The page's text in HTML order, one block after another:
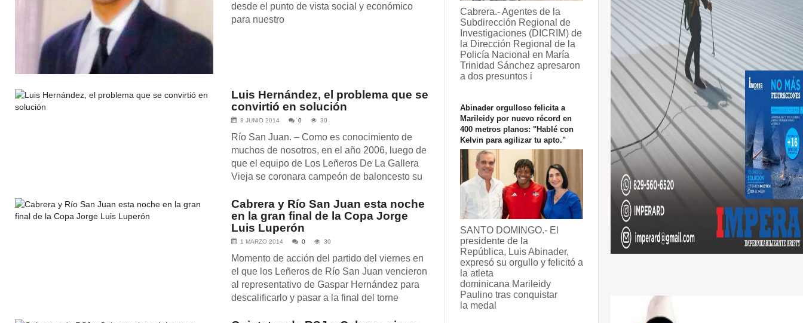
desde el punto de vista social y económico
para nuestro
Luis Hernández, el problema que se
convirtió en solución
8 JUNIO 2014 0 30
Río San Juan. – Como es conocimiento de
muchos de nosotros, en el año 2006, luego de
que el equipo de Los Leñeros De La Gallera
Vieja se coronara campeón de baloncesto su
Cabrera y Río San Juan esta noche
en la gran final de la Copa Jorge
Luis Luperón
1 MARZO 2014 0 30
Momento de acción del partido del viernes en
el que los Leñeros de Río San Juan vencieron
al representativo de Gaspar Hernández para
descalificarlo y pasar a la final del torne
Cabrera.- Agentes de la
Subdirección Regional de
Investigaciones (DICRIM) de
la Dirección Regional de la
Policía Nacional en María
Trinidad Sánchez apresaron
a dos presuntos i
Abinader orgulloso felicita a
Marileidy por nuevo récord en
400 metros planos: "Hablé con
Kelvin para agilizar tu apto."
SANTO DOMINGO.- El
presidente de la
República, Luis Abinader,
expresó su orgullo y felicitó a
la atleta
dominicana Marileidy
Paulino tras conquistar
la medal